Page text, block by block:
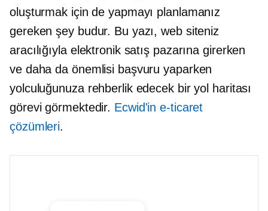
oluşturmak için de yapmayı planlamanız
gereken şey budur. Bu yazı, web siteniz
aracılığıyla elektronik satış pazarına girerken
ve daha da önemlisi başvuru yaparken
yolculuğunuza rehberlik edecek bir yol haritası
görevi görmektedir. Ecwid'in e-ticaret
çözümleri.